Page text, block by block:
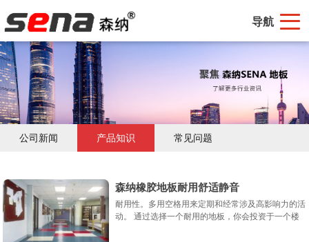
导航
公司新闻 产品知识 常见问题
森纳橡胶地板耐用舒适静音
耐用性。多用空格用来定期和经常涉及高影响力的活
动。 通过选择一个耐用的地板，你会投资于一个楼